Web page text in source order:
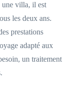
villa, il est
les deux ans.
prestations
adapté aux
un traitement